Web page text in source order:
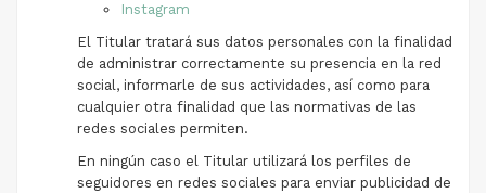
Instagram
El Titular tratará sus datos personales con la finalidad
de administrar correctamente su presencia en la red
social, informarle de sus actividades, así como para
cualquier otra finalidad que las normativas de las
redes sociales permiten.
En ningún caso el Titular utilizará los perfiles de
seguidores en redes sociales para enviar publicidad de